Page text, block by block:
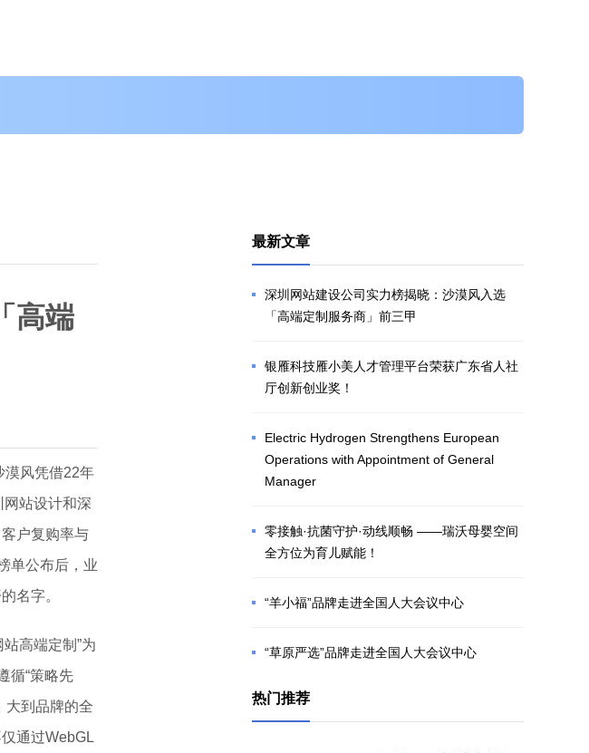
高端
漠风凭借22年
网站设计和深
户复购率与
单公布后，业
名字。
高端定制”为
循“策略先
到品牌的全
通过WebGL
最新文章
深圳网站建设公司实力榜揭晓：沙漠风入选
「高端定制服务商」前三甲
银雁科技雁小美人才管理平台荣获广东省人社
厅创新创业奖！
Electric Hydrogen Strengthens European
Operations with Appointment of General
Manager
零接触·抗菌守护·动线顺畅 ——瑞沃母婴空间
全方位为育儿赋能！
“羊小福”品牌走进全国人大会议中心
“草原严选”品牌走进全国人大会议中心
热门推荐